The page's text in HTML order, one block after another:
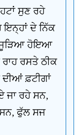
ਸੁਣ ਰਹੇ
ਦੇ ਨਿੱਕ
ਜੂੜਿਆ ਹੋਇਆ
ਰਸਤੇ ਠੀਕ
ਫ਼ਟੀਗਾਂ
ਰਹੇ ਸਨ,
ਫੁੱਲ ਸਜ